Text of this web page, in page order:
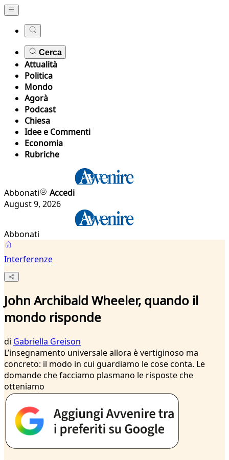
Cerca
Attualità
Politica
Mondo
Agorà
Podcast
Chiesa
Idee e Commenti
Economia
Rubriche
Abbonati
Accedi
August 9, 2026
Abbonati
Interferenze
John Archibald Wheeler, quando il
mondo risponde
di Gabriella Greison
L’insegnamento universale allora è vertiginoso ma
concreto: il modo in cui guardiamo le cose conta. Le
domande che facciamo plasmano le risposte che
otteniamo